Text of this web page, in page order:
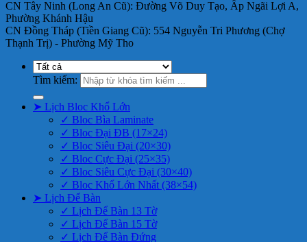
CN Tây Ninh (Long An Cũ): Đường Võ Duy Tạo, Ấp Ngãi Lợi A,
Phường Khánh Hậu
CN Đồng Tháp (Tiền Giang Cũ): 554 Nguyễn Tri Phương (Chợ
Thạnh Trị) - Phường Mỹ Tho
Tìm kiếm:
➤ Lịch Bloc Khổ Lớn
✓ Bloc Bìa Laminate
✓ Bloc Đại ĐB (17×24)
✓ Bloc Siêu Đại (20×30)
✓ Bloc Cực Đại (25×35)
✓ Bloc Siêu Cực Đại (30×40)
✓ Bloc Khổ Lớn Nhất (38×54)
➤ Lịch Để Bàn
✓ Lịch Để Bàn 13 Tờ
✓ Lịch Để Bàn 15 Tờ
✓ Lịch Để Bàn Đứng